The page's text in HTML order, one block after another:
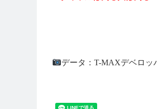
データ：T-MAXデベロ